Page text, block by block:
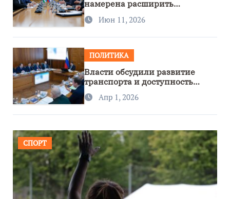
намерена расширить
сотрудничество с Узбекистаном
Июн 11, 2026
ПОЛИТИКА
Власти обсудили развитие
транспорта и доступность
региона
Апр 1, 2026
СПОРТ